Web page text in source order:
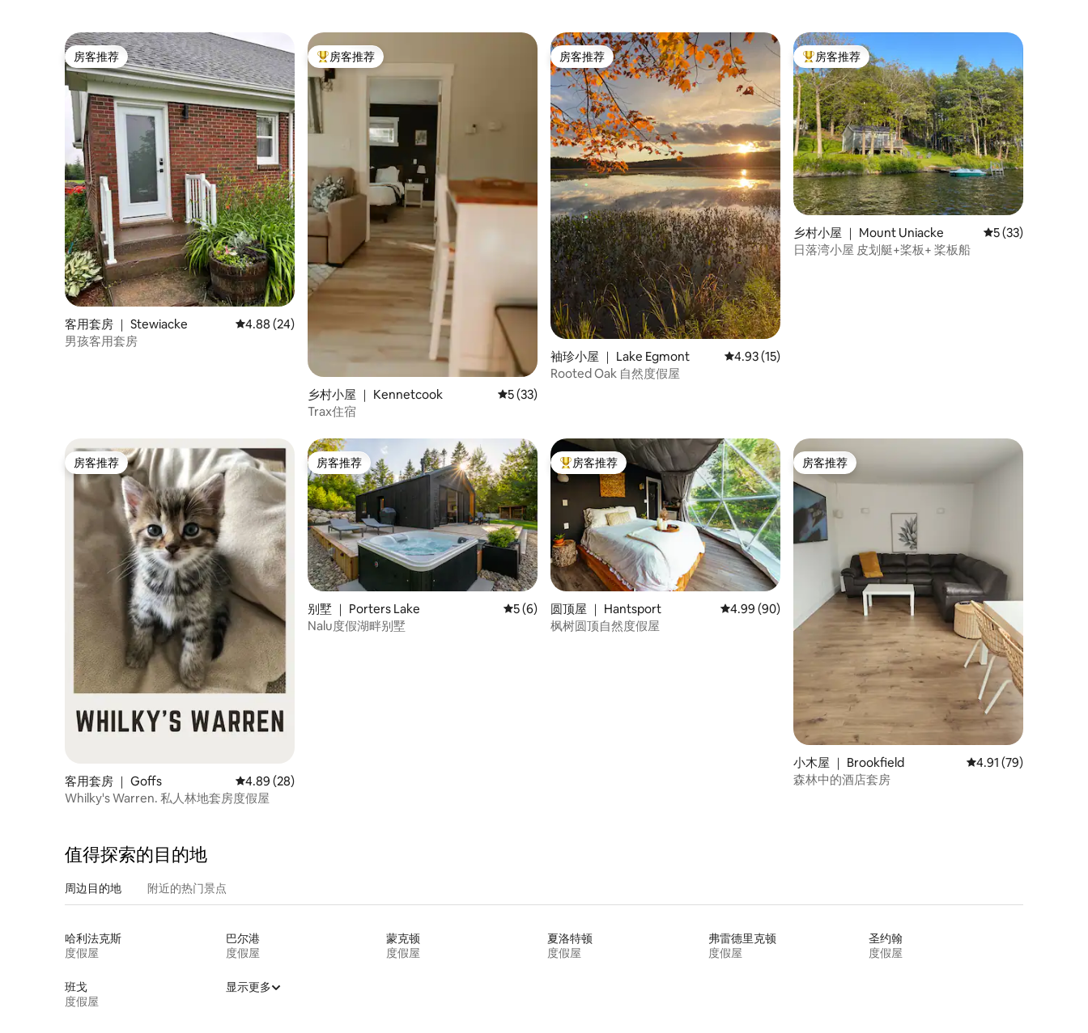
房客推荐
房客推荐
客用套房 ｜ Stewiacke 平均评分 4.88 分（满分 5 分），共 24 条评价
4.88 (24)
男孩客用套房
热门「房客推荐」
房客推荐
乡村小屋 ｜ Kennetcook 平均评分 5 分（满分 5 分），共 33 条评价
5 (33)
Trax住宿
房客推荐
房客推荐
袖珍小屋 ｜ Lake Egmont 平均评分 4.93 分（满分 5 分），共 15 条评价
4.93 (15)
Rooted Oak 自然度假屋
热门「房客推荐」
房客推荐
乡村小屋 ｜ Mount Uniacke 平均评分 5 分（满
5 (33)
日落湾小屋 皮划艇+桨板+ 桨板船
房客推荐
房客推荐
客用套房 ｜ Goffs 平均评分 4.89 分（满分 5 分），共 28 条评价
4.89 (28)
Whilky's Warren. 私人林地套房度假屋
房客推荐
房客推荐
别墅 ｜ Porters Lake 平均评分 5 分（满分 5 分），共 6 条评价
5 (6)
Nalu度假湖畔别墅
热门「房客推荐」
房客推荐
圆顶屋 ｜ Hantsport 平均评分 4.99 分（满分 5 分），共 90 条评价
4.99 (90)
枫树圆顶自然度假屋
房客推荐
房客推荐
小木屋 ｜ Brookfield 平均评分 4.91 分（满
4.91 (79)
森林中的酒店套房
值得探索的目的地
周边目的地 附近的热门景点
哈利法克斯
度假屋
巴尔港
度假屋
蒙克顿
度假屋
夏洛特顿
度假屋
弗雷德里克顿
度假屋
圣约翰
度假屋
班戈
度假屋
显示更多